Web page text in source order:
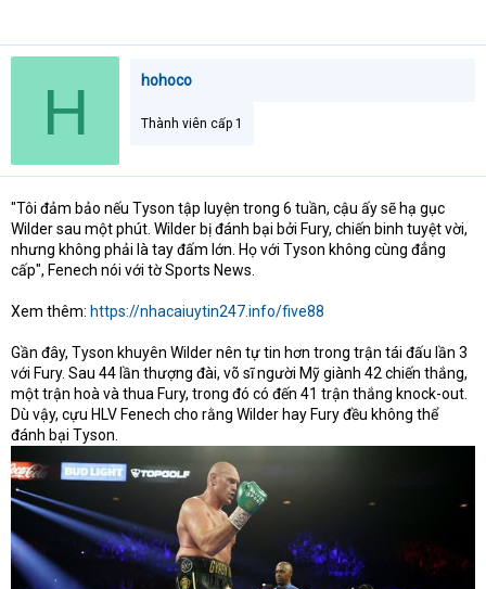
H hohoco
Thành viên cấp 1
"Tôi đảm bảo nếu Tyson tập luyện trong 6 tuần, cậu ấy sẽ hạ gục
Wilder sau một phút. Wilder bị đánh bại bởi Fury, chiến binh tuyệt vời,
nhưng không phải là tay đấm lớn. Họ với Tyson không cùng đẳng
cấp", Fenech nói với tờ Sports News.
Xem thêm: https://nhacaiuytin247.info/five88
Gần đây, Tyson khuyên Wilder nên tự tin hơn trong trận tái đấu lần 3
với Fury. Sau 44 lần thượng đài, võ sĩ người Mỹ giành 42 chiến thắng,
một trận hoà và thua Fury, trong đó có đến 41 trận thắng knock-out.
Dù vậy, cựu HLV Fenech cho rằng Wilder hay Fury đều không thể
đánh bại Tyson.